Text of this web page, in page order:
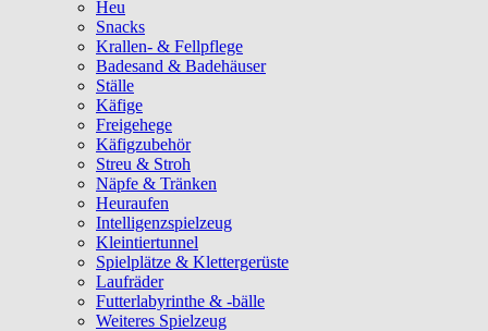
Heu
Snacks
Krallen- & Fellpflege
Badesand & Badehäuser
Ställe
Käfige
Freigehege
Käfigzubehör
Streu & Stroh
Näpfe & Tränken
Heuraufen
Intelligenzspielzeug
Kleintiertunnel
Spielplätze & Klettergerüste
Laufräder
Futterlabyrinthe & -bälle
Weiteres Spielzeug